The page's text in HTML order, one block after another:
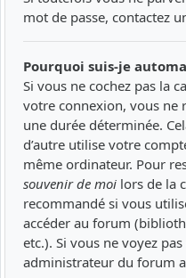
mot de passe, contactez
Pourquoi suis-je
Si vous ne cochez pas la
votre connexion, vous ne
une durée déterminée.
d’autre utilise votre
même ordinateur. Pour
souvenir de moi lors de la
recommandé si vous
accéder au forum
etc.). Si vous ne voyez
administrateur du forum